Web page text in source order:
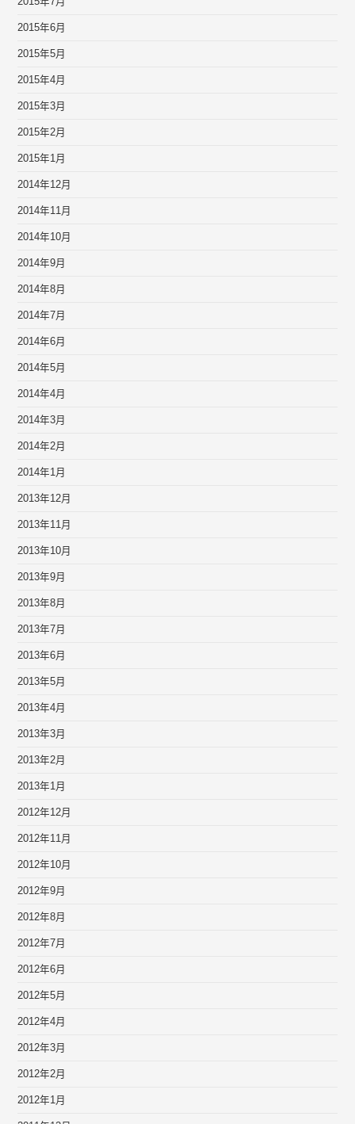
2015年6月
2015年5月
2015年4月
2015年3月
2015年2月
2015年1月
2014年12月
2014年11月
2014年10月
2014年9月
2014年8月
2014年7月
2014年6月
2014年5月
2014年4月
2014年3月
2014年2月
2014年1月
2013年12月
2013年11月
2013年10月
2013年9月
2013年8月
2013年7月
2013年6月
2013年5月
2013年4月
2013年3月
2013年2月
2013年1月
2012年12月
2012年11月
2012年10月
2012年9月
2012年8月
2012年7月
2012年6月
2012年5月
2012年4月
2012年3月
2012年2月
2012年1月